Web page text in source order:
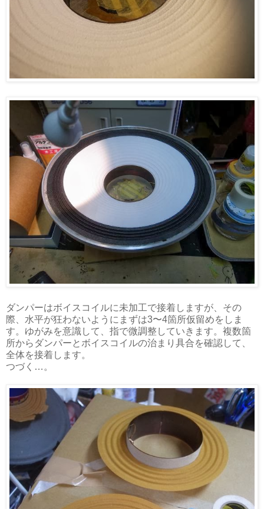
ダンパーはボイスコイルに未加工で接着しますが、その
際、水平が狂わないようにまずは3〜4箇所仮留めをしま
す。ゆがみを意識して、指で微調整していきます。複数箇
所からダンパーとボイスコイルの治まり具合を確認して、
全体を接着します。
つづく…。